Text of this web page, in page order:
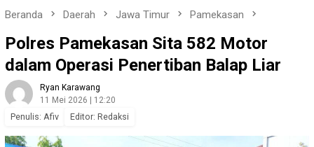
Beranda Daerah Jawa Timur Pamekasan
Polres Pamekasan Sita 582 Motor
dalam Operasi Penertiban Balap Liar
Ryan Karawang
11 Mei 2026 | 12:20
Penulis: Afiv Editor: Redaksi